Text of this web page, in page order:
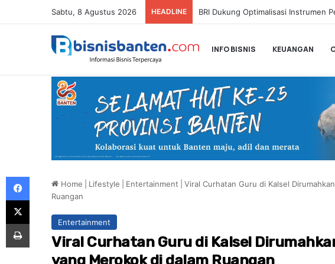
Sabtu, 8 Agustus 2026 HEADLINE
INFO BISNIS KEUANGAN
Home Lifestyle Entertainment
Viral Curhatan Guru di Kalsel
Ruangan
Entertainment
Viral Curhatan Guru di Kalsel
yang Merokok di dalam Ruangan